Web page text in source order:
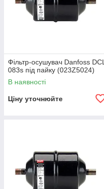
Фільтр-осушувач Danfoss DCL
083s під пайку (023Z5024)
В наявності
Ціну уточнюйте